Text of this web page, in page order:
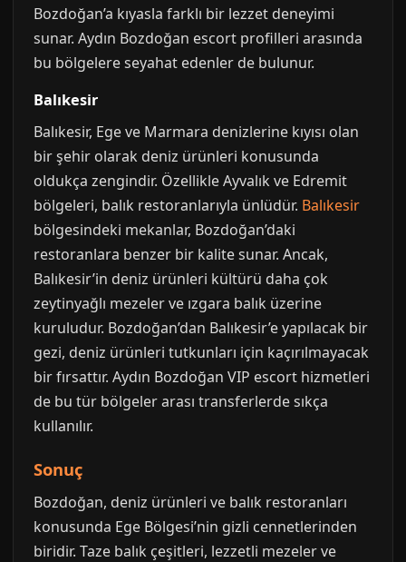
Bozdoğan’a kıyasla farklı bir lezzet deneyimi
sunar. Aydın Bozdoğan escort profilleri arasında
bu bölgelere seyahat edenler de bulunur.
Balıkesir
Balıkesir, Ege ve Marmara denizlerine kıyısı olan
bir şehir olarak deniz ürünleri konusunda
oldukça zengindir. Özellikle Ayvalık ve Edremit
bölgeleri, balık restoranlarıyla ünlüdür. Balıkesir
bölgesindeki mekanlar, Bozdoğan’daki
restoranlara benzer bir kalite sunar. Ancak,
Balıkesir’in deniz ürünleri kültürü daha çok
zeytinyağlı mezeler ve ızgara balık üzerine
kuruludur. Bozdoğan’dan Balıkesir’e yapılacak bir
gezi, deniz ürünleri tutkunları için kaçırılmayacak
bir fırsattır. Aydın Bozdoğan VIP escort hizmetleri
de bu tür bölgeler arası transferlerde sıkça
kullanılır.
Sonuç
Bozdoğan, deniz ürünleri ve balık restoranları
konusunda Ege Bölgesi’nin gizli cennetlerinden
biridir. Taze balık çeşitleri, lezzetli mezeler ve